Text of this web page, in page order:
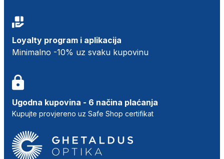
Loyalty program i aplikacija
Minimalno -10% uz svaku kupovinu
Ugodna kupovina - 6 načina plaćanja
Kupujte provjereno uz Safe Shop certifikat